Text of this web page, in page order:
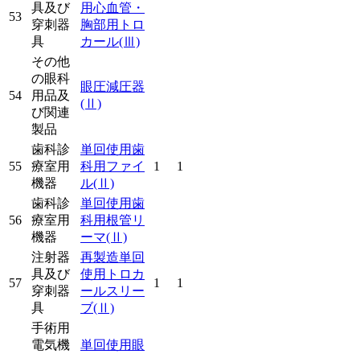
53
具及び
穿刺器
具
用心血管・
胸部用トロ
カール(Ⅲ)
54
その他
の眼科
用品及
び関連
製品
眼圧減圧器
(Ⅱ)
55
歯科診
療室用
機器
単回使用歯
科用ファイ
ル(Ⅱ)
1 1
56
歯科診
療室用
機器
単回使用歯
科用根管リ
ーマ(Ⅱ)
57
注射器
具及び
穿刺器
具
再製造単回
使用トロカ
ールスリー
ブ(Ⅱ)
1 1
手術用
電気機
単回使用眼